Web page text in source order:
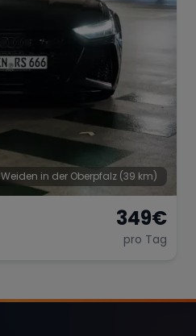
Weiden in der Oberpfalz (39 km)
349€
pro Tag